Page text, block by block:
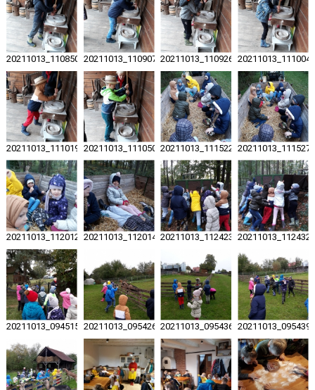
20211013_110850 20211013_110907 20211013_110926 20211013_111004
20211013_111019 20211013_111050 20211013_111522 20211013_111527
20211013_112012 20211013_112014 20211013_112423 20211013_112432
20211013_094515 20211013_095426 20211013_095436 20211013_095439